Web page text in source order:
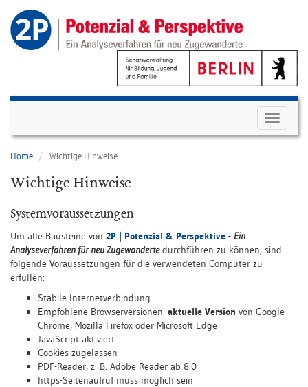
Menü
auf-/
Home Wichtige Hinweise
Wichtige Hinweise
Systemvoraussetzungen
Um alle Bausteine von 2P | Potenzial & Perspektive - Ein
Analyseverfahren für neu Zugewandertedurchführen zu können, sind
folgende Voraussetzungen für die verwendeten Computer zu
erfüllen:
Stabile Internetverbindung
Empfohlene Browserversionen: aktuelle Version von Google
Chrome, Mozilla Firefox oder Microsoft Edge
JavaScript aktiviert
Cookies zugelassen
PDF-Reader, z. B. Adobe Reader ab 8.0
https-Seitenaufruf muss möglich sein